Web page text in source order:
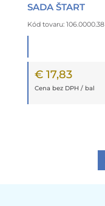
SADA ŠTART
Kód tovaru: 106.0000.38
€ 17,83
Cena bez DPH / bal